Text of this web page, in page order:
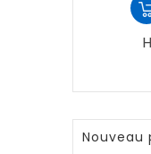
Nouveau